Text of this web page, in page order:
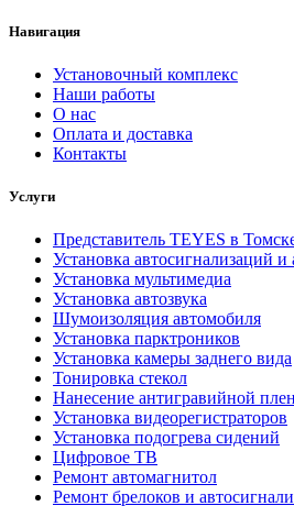
Навигация
Установочный комплекс
Наши работы
О нас
Оплата и доставка
Контакты
Услуги
Представитель TEYES в
Установка автосигнализаций и
Установка мультимедиа
Установка автозвука
Шумоизоляция автомобиля
Установка парктроников
Установка камеры заднего вида
Тонировка стекол
Нанесение антигравийной
Установка видеорегистраторов
Установка подогрева сидений
Цифровое ТВ
Ремонт автомагнитол
Ремонт брелоков и